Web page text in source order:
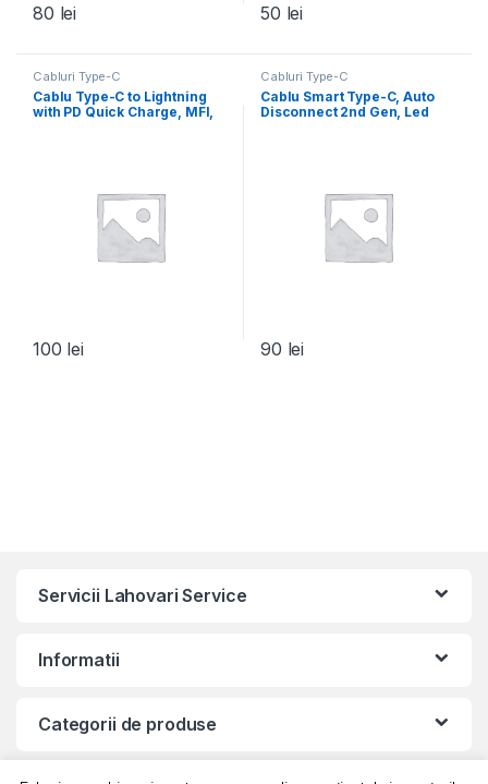
80 lei 50 lei
Cabluri Type-C
Cablu Type-C to Lightning
with PD Quick Charge, MFI,
100 lei
Cabluri Type-C
Cablu Smart Type-C, Auto
Disconnect 2nd Gen, Led
90 lei
Servicii Lahovari Service
Informatii
Categorii de produse